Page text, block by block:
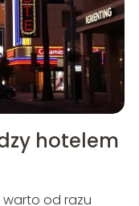
hotelem
warto od razu